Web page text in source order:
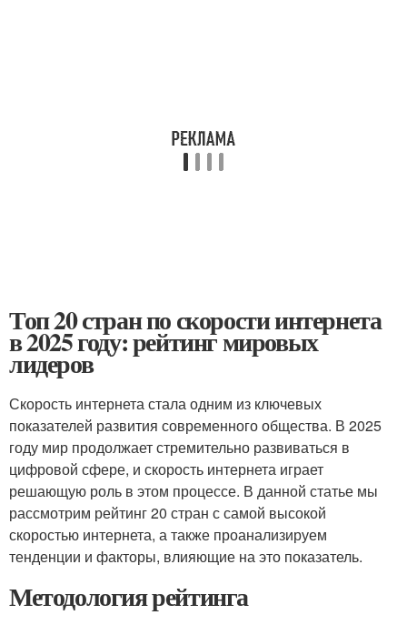
Топ 20 стран по скорости интернета
в 2025 году: рейтинг мировых
лидеров
Скорость интернета стала одним из ключевых
показателей развития современного общества. В 2025
году мир продолжает стремительно развиваться в
цифровой сфере, и скорость интернета играет
решающую роль в этом процессе. В данной статье мы
рассмотрим рейтинг 20 стран с самой высокой
скоростью интернета, а также проанализируем
тенденции и факторы, влияющие на это показатель.
Методология рейтинга